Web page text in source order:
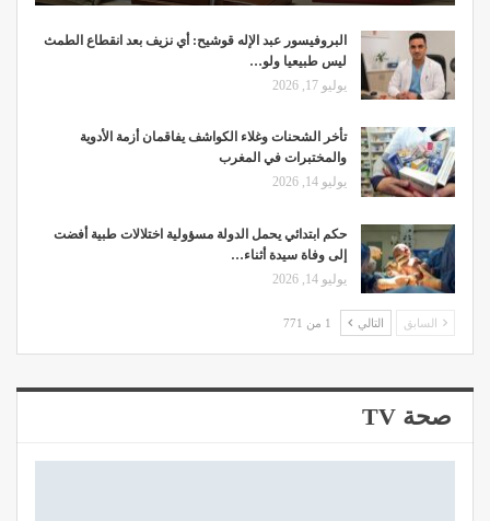
البروفيسور عبد الإله قوشيح: أي نزيف بعد انقطاع الطمث
ليس طبيعيا ولو…
يوليو 17, 2026
تأخر الشحنات وغلاء الكواشف يفاقمان أزمة الأدوية
والمختبرات في المغرب
يوليو 14, 2026
حكم ابتدائي يحمل الدولة مسؤولية اختلالات طبية أفضت
إلى وفاة سيدة أثناء…
يوليو 14, 2026
السابق التالي 1 من 771
صحة TV